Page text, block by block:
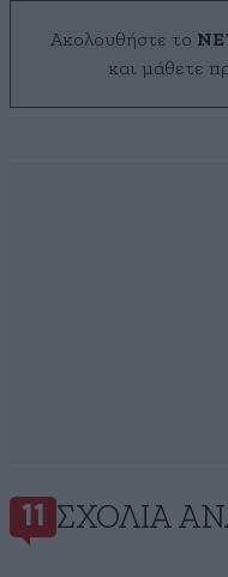
Ακολουθήστε το
και μάθετε
11 ΣΧΌΛΙΑ